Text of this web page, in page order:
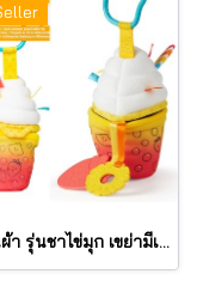
ของเล่นผ้า รุ่นชาไข่มุก เขย่ามีเสียง Bubble Tea Take Along Toy รุ่น 30744 ยี่ห้อ Melissa & Doug